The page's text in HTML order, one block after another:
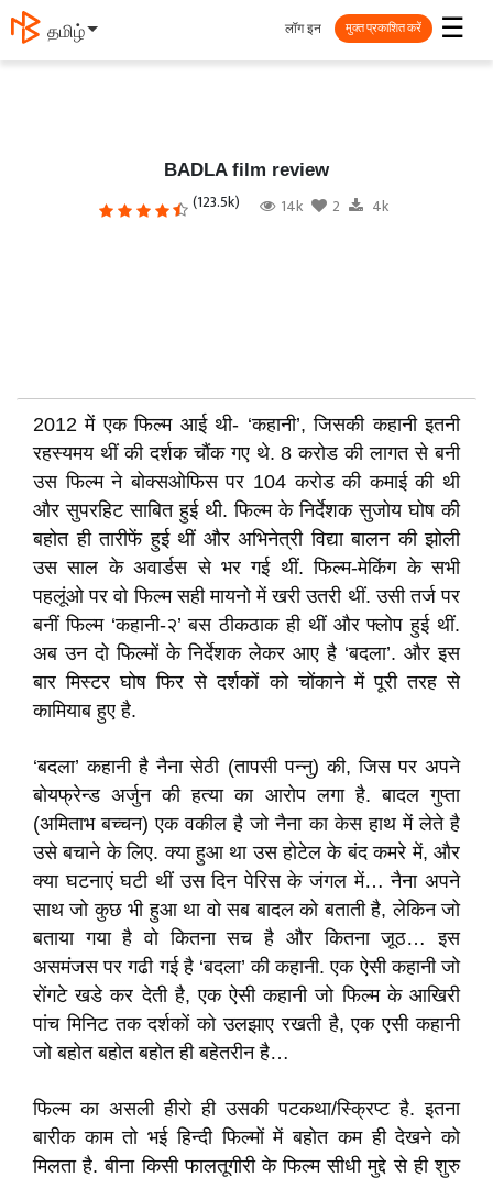
தமிழ் ☰
लॉग इन मुक्त प्रकाशित करें
BADLA film review
(123.5k) 14k 2 4k
2012 में एक फिल्म आई थी- ‘कहानी’, जिसकी कहानी इतनी
रहस्यमय थीं की दर्शक चौंक गए थे. 8 करोड की लागत से बनी
उस फिल्म ने बोक्सओफिस पर 104 करोड की कमाई की थी
और सुपरहिट साबित हुई थी. फिल्म के निर्देशक सुजोय घोष की
बहोत ही तारीफें हुई थीं और अभिनेत्री विद्या बालन की झोली
उस साल के अवार्डस से भर गई थीं. फिल्म-मेकिंग के सभी
पहलूंओ पर वो फिल्म सही मायनो में खरी उतरी थीं. उसी तर्ज पर
बनीं फिल्म ‘कहानी-२’ बस ठीकठाक ही थीं और फ्लोप हुई थीं.
अब उन दो फिल्मों के निर्देशक लेकर आए है ‘बदला’. और इस
बार मिस्टर घोष फिर से दर्शकों को चोंकाने में पूरी तरह से
कामियाब हुए है.
‘बदला’ कहानी है नैना सेठी (तापसी पन्नु) की, जिस पर अपने
बोयफ्रेन्ड अर्जुन की हत्या का आरोप लगा है. बादल गुप्ता
(अमिताभ बच्चन) एक वकील है जो नैना का केस हाथ में लेते है
उसे बचाने के लिए. क्या हुआ था उस होटेल के बंद कमरे में, और
क्या घटनाएं घटी थीं उस दिन पेरिस के जंगल में… नैना अपने
साथ जो कुछ भी हुआ था वो सब बादल को बताती है, लेकिन जो
बताया गया है वो कितना सच है और कितना जूठ… इस
असमंजस पर गढी गई है ‘बदला’ की कहानी. एक ऐसी कहानी जो
रोंगटे खडे कर देती है, एक ऐसी कहानी जो फिल्म के आखिरी
पांच मिनिट तक दर्शकों को उलझाए रखती है, एक एसी कहानी
जो बहोत बहोत बहोत ही बहेतरीन है…
फिल्म का असली हीरो ही उसकी पटकथा/स्क्रिप्ट है. इतना
बारीक काम तो भई हिन्दी फिल्मों में बहोत कम ही देखने को
मिलता है. बीना किसी फालतूगीरी के फिल्म सीधी मुद्दे से ही शुरु